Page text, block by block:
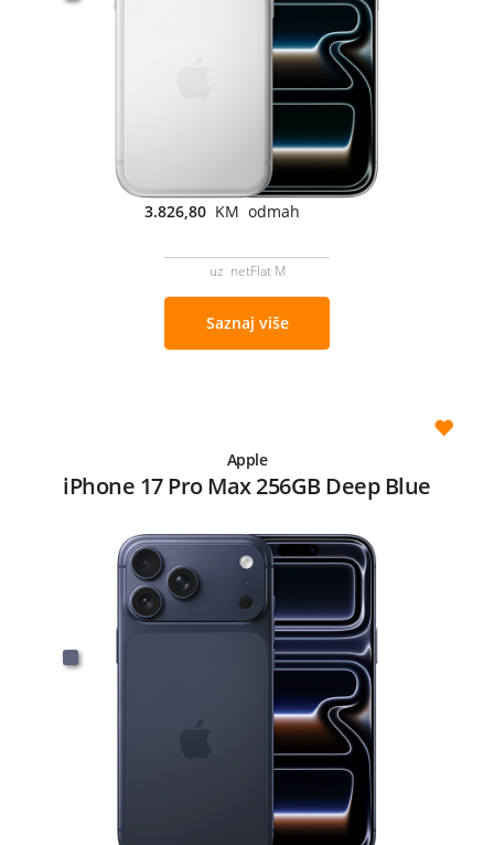
3.826,80 KM odmah
uz netFlat M
Saznaj više
Apple
iPhone 17 Pro Max 256GB Deep Blue